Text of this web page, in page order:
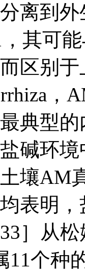
离到
，其可
区别
，
典型
碱环
壤AM
表明
］从
11个种